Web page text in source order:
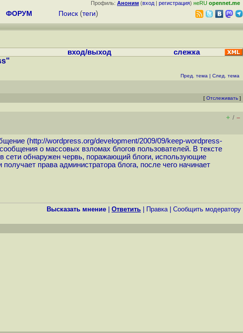
Профиль: Аноним (вход | регистрация) неRU opennet.me
ФОРУМ Поиск (теги)
вход/выход слежка
Пред. тема | След. тема
[ Отслеживать ]
+ / –
(http://wordpress.org/development/2009/09/keep-wordpress-
о массовых взломах блогов пользователей. В тексте
сети обнаружен червь, поражающий блоги, использующие
права администратора блога, после чего начинает
Высказать мнение Ответить Правка| Cообщить модератору